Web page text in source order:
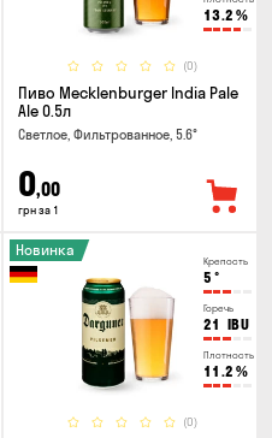
13.2 %
(0)
Пиво Mecklenburger India Pale
Ale 0.5л
Светлое, Фильтрованное, 5.6°
0,00
грн за 1
Крепость
5 °
Горечь
21 IBU
Плотность
11.2 %
(0)
Новинка